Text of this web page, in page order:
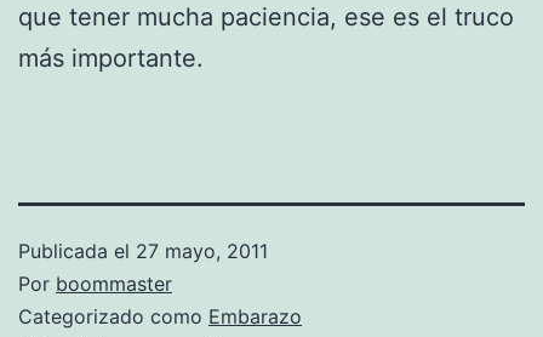
que tener mucha paciencia, ese es el truco
más importante.
Publicada el 27 mayo, 2011
Por boommaster
Categorizado como Embarazo